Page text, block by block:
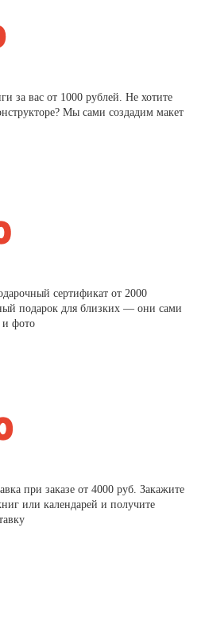
за вас от 1000 рублей. Не хотите
Мы сами создадим макет
сертификат от 2000
подарок для близких — они сами
и фото
при заказе от 4000 руб. Закажите
или календарей и получите